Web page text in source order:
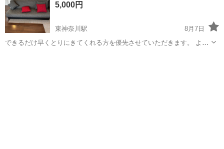
5,000円
東神奈川駅
8月7日
できるだけ早くとりにきてくれる方を優先させていただきます。 よろ